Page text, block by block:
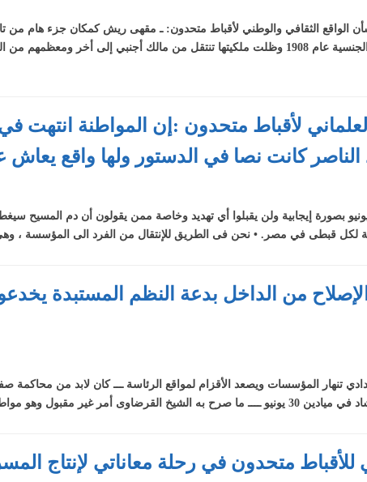
رئيسالواقع الثقافي والوطني لأقباط متحدون: ـ مقهى ريش كمكان جزء هام من
العشرين.. ـ أسس المقهى رجل نمساوي الجنسية عام 1908 وظلت ملكيتها تنتقل من مالك
لأقباط متحدون :إن المواطنة
الناصر كانت نصا في الدستور ولها واقع
سوف يشاركون في تظاهرات 30 يونيو بصورة إيجابية ولن يقبلوا أي تهديد وخاصة ممن يقولون أن دم
لكل قبطى في مصر. • نحن فى الطريق للإنتقال من الفرد الى المؤسسة ،
من الداخل بدعة النظم المستبدة
تنهار المؤسسات ويصعد الأقزام لمواقع الرئاسة ـــ كان لابد من
مقبول وهو مواطن قطري ومداعبة ..
للأقباط متحدون في رحلة معاناتي لإنتاج